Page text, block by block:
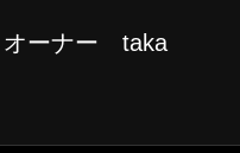
ーナー taka